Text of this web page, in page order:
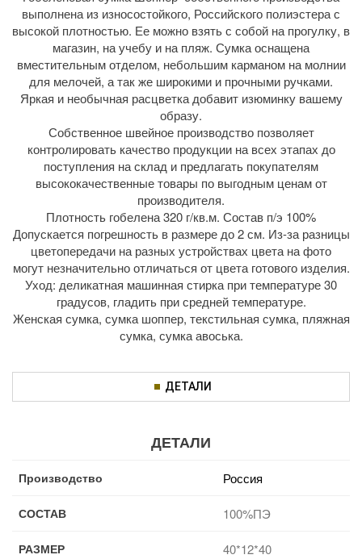
выполнена из износостойкого, Российского полиэстера с
высокой плотностью. Ее можно взять с собой на прогулку, в
магазин, на учебу и на пляж. Сумка оснащена
вместительным отделом, небольшим карманом на молнии
для мелочей, а так же широкими и прочными ручками.
Яркая и необычная расцветка добавит изюминку вашему
образу.
Собственное швейное производство позволяет
контролировать качество продукции на всех этапах до
поступления на склад и предлагать покупателям
высококачественные товары по выгодным ценам от
производителя.
Плотность гобелена 320 г/кв.м. Состав п/э 100%
Допускается погрешность в размере до 2 см. Из-за разницы
цветопередачи на разных устройствах цвета на фото
могут незначительно отличаться от цвета готового изделия.
Уход: деликатная машинная стирка при температуре 30
градусов, гладить при средней температуре.
Женская сумка, сумка шоппер, текстильная сумка, пляжная
сумка, сумка авоська.
ДЕТАЛИ
ДЕТАЛИ
Производство Россия
СОСТАВ 100%ПЭ
РАЗМЕР 40*12*40